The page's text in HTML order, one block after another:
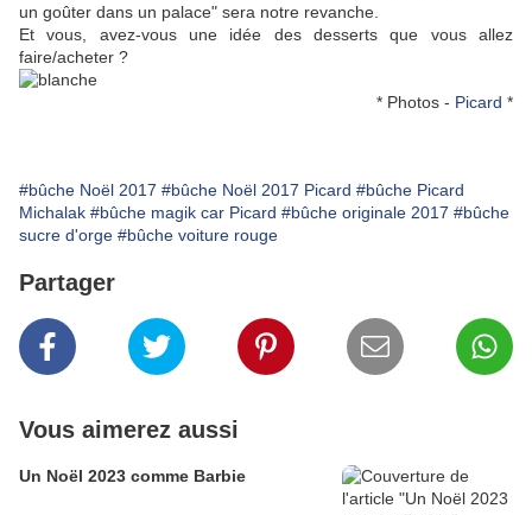
un goûter dans un palace" sera notre revanche.
Et vous, avez-vous une idée des desserts que vous allez
faire/acheter ?
* Photos - Picard *
#bûche Noël 2017 #bûche Noël 2017 Picard #bûche Picard
Michalak #bûche magik car Picard #bûche originale 2017 #bûche
sucre d'orge #bûche voiture rouge
Partager
Vous aimerez aussi
Un Noël 2023 comme Barbie